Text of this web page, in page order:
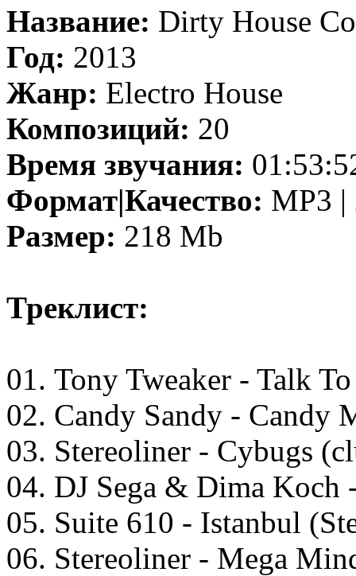
Название: Dirty House
Год: 2013
Жанр: Electro House
Композиций: 20
Время звучания:
Формат|Качество: MP3 |
Размер: 218 Mb
Треклист:
01. Tony Tweaker - Talk
02. Candy Sandy - Candy
03. Stereoliner - Cybugs
04. DJ Sega & Dima Koch
05. Suite 610 - Istanbul
06. Stereoliner - Mega